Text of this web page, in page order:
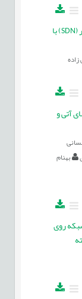
تبیین فرآیند پذیرش شبکه‌های نرم افزار محور (SDN) با
آتی و
بهنام
روی